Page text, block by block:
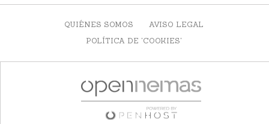
QUIÉNES SOMOS
AVISO LEGAL
POLÍTICA DE 'COOKIES'